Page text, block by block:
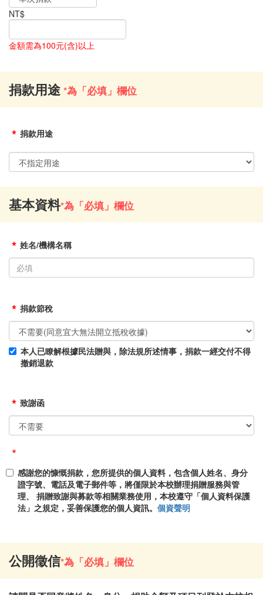
NT$
金額需為100元(含)以上
捐款用途 *為「必填」欄位
* 捐款用途
基本資料*為「必填」欄位
* 姓名/機構名稱
* 捐款節稅
本人已瞭解根據民法贈與，除法規所述情事，捐款一經交付不得
撤銷退款
* 致謝函
*
感謝您的慷慨捐款，您所提供的個人資料，包含個人姓名、身分
證字號、電話及電子郵件等，將僅限於本校辦理捐贈服務與管
理、 捐贈致謝與募款等相關業務使用，本校遵守「個人資料保護
法」之規定，妥善保護您的個人資訊。 個資聲明
公開徵信*為「必填」欄位